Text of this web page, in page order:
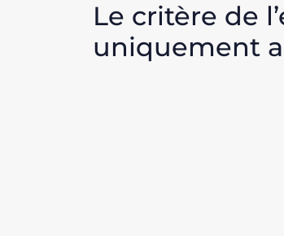
Le critère de
uniquement